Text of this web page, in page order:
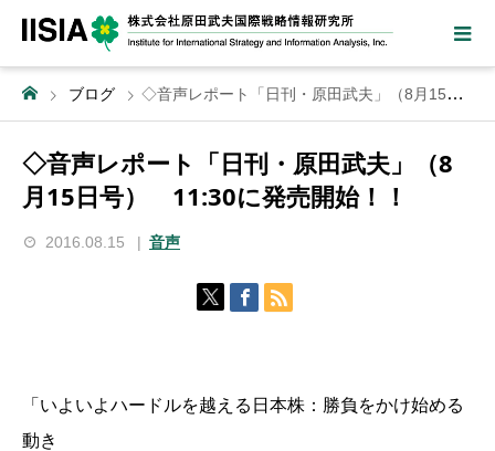
ブログ ◇音声レポート「日刊・原田武夫」（8月15日号） 11:30に発売開始！！
◇音声レポート「日刊・原田武夫」（8
月15日号） 11:30に発売開始！！
2016.08.15 音声
「いよいよハードルを越える日本株：勝負をかけ始める
動き